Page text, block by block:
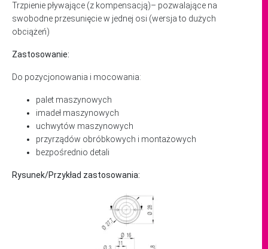
Trzpienie pływające (z kompensacją)– pozwalające na
swobodne przesunięcie w jednej osi (wersja to dużych
obciążeń)
Zastosowanie:
Do pozycjonowania i mocowania:
palet maszynowych
imadeł maszynowych
uchwytów maszynowych
przyrządów obróbkowych i montażowych
bezpośrednio detali
Rysunek/Przykład zastosowania: